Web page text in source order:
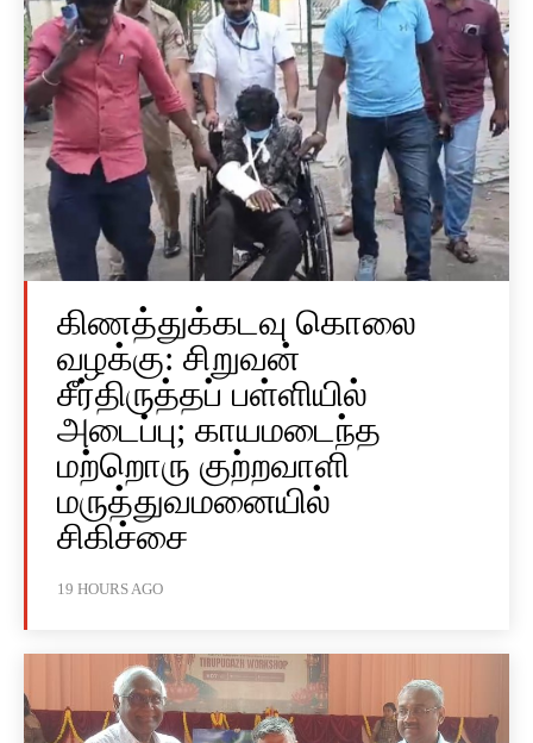
கிணத்துக்கடவு கொலை
வழக்கு: சிறுவன்
சீர்திருத்தப் பள்ளியில்
அடைப்பு; காயமடைந்த
மற்றொரு குற்றவாளி
மருத்துவமனையில்
சிகிச்சை
19 HOURS AGO